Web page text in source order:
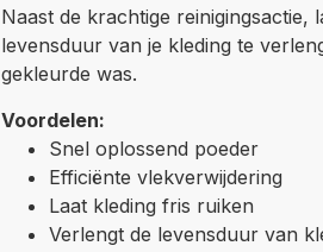
Naast de krachtige
levensduur van je kleding te
gekleurde was.
Voordelen:
Snel oplossend poeder
Efficiënte vlekverwijdering
Laat kleding fris ruiken
Verlengt de levensduur van